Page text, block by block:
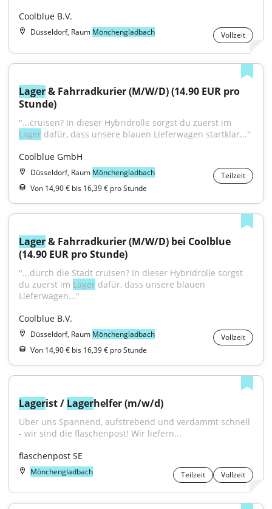
Coolblue B.V.
Düsseldorf, Raum Mönchengladbach Vollzeit
Lager & Fahrradkurier (M/W/D) (14.90 EUR pro
Stunde)
Lager dafür, dass unsere blauen Lieferwagen startklar..."
Coolblue GmbH
Düsseldorf, Raum Mönchengladbach
Teilzeit
Von 14,90 € bis 16,39 € pro Stunde
Lager & Fahrradkurier (M/W/D) bei Coolblue
(14.90 EUR pro Stunde)
"...durch die Stadt cruisen? In dieser Hybridrolle sorgst
du zuerst im Lager dafür, dass unsere blauen
Lieferwagen..."
Coolblue B.V.
Düsseldorf, Raum Mönchengladbach
Vollzeit
Von 14,90 € bis 16,39 € pro Stunde
Lagerist / Lagerhelfer (m/w/d)
Über uns Spannend, aufstrebend und verdammt schnell
- wir sind die flaschenpost! Wir liefern...
flaschenpost SE
Mönchengladbach Teilzeit Vollzeit